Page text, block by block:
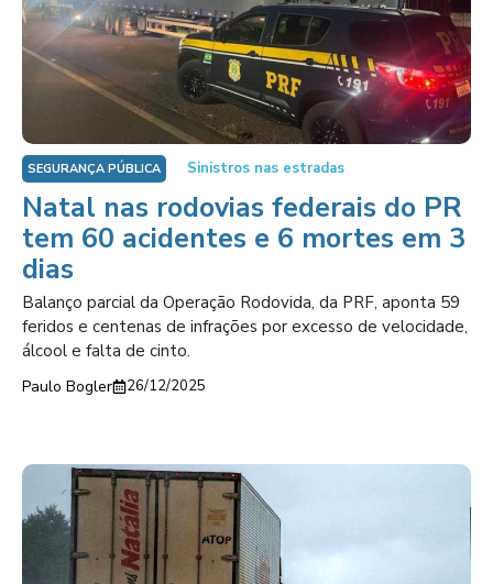
SEGURANÇA PÚBLICA Sinistros nas estradas
Natal nas rodovias federais do PR
tem 60 acidentes e 6 mortes em 3
dias
Balanço parcial da Operação Rodovida, da PRF, aponta 59
feridos e centenas de infrações por excesso de velocidade,
álcool e falta de cinto.
Paulo Bogler 26/12/2025